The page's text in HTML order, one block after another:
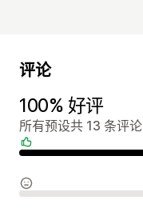
评论
100% 好评
所有预设共 13 条评论
好评
中评